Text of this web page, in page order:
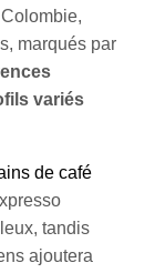
marqués par
variés
de café
tandis
ajoutera